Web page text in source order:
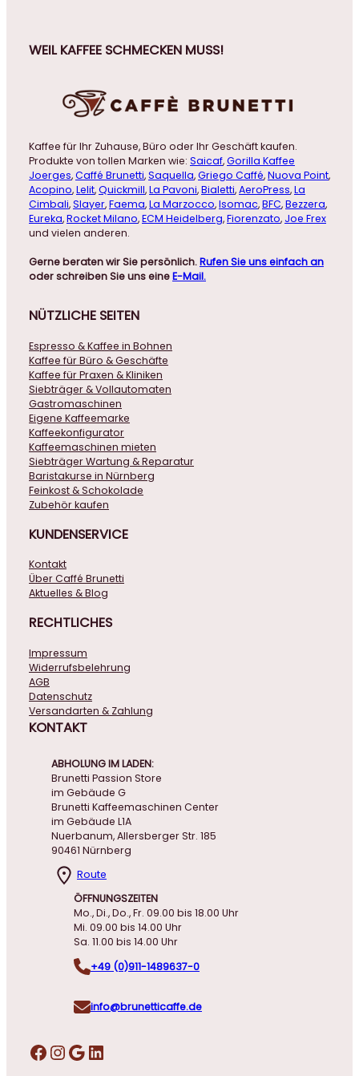
WEIL KAFFEE SCHMECKEN MUSS!
Kaffee für Ihr Zuhause, Büro oder Ihr Geschäft kaufen.
Produkte von tollen Marken wie: Saicaf,Gorilla Kaffee
Joerges,Caffé Brunetti,Saquella,Griego Caffé,Nuova Point,
Acopino,Lelit,Quickmill,La Pavoni,Bialetti,AeroPress,La
Cimbali,Slayer,Faema,La Marzocco,Isomac,BFC,Bezzera,
Eureka,Rocket Milano,ECM Heidelberg,Fiorenzato, Joe Frex
und vielen anderen.
Gerne beraten wir Sie persönlich.Rufen Sie uns einfach an
oder schreiben Sie uns eineE-Mail.
NÜTZLICHE SEITEN
Espresso & Kaffee in Bohnen
Kaffee für Büro & Geschäfte
Kaffee für Praxen & Kliniken
Siebträger & Vollautomaten
Gastromaschinen
Eigene Kaffeemarke
Kaffeekonfigurator
Kaffeemaschinen mieten
Siebträger Wartung & Reparatur
Baristakurse in Nürnberg
Feinkost & Schokolade
Zubehör kaufen
KUNDENSERVICE
Kontakt
Über Caffé Brunetti
Aktuelles & Blog
RECHTLICHES
Impressum
Widerrufsbelehrung
AGB
Datenschutz
Versandarten & Zahlung
KONTAKT
ABHOLUNG IM LADEN:
Brunetti Passion Store
im Gebäude G
Brunetti Kaffeemaschinen Center
im Gebäude L1A
Nuerbanum, Allersberger Str. 185
90461 Nürnberg
Route
ÖFFNUNGSZEITEN
Mo., Di., Do., Fr. 09.00 bis 18.00 Uhr
Mi. 09.00 bis 14.00 Uhr
Sa. 11.00 bis 14.00 Uhr
+49 (0)911-1489637-0
info@brunetticaffe.de
Facebook InstagramGoogle LinkedIn